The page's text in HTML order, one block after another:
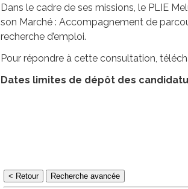
Dans le cadre de ses missions, le PLIE
son Marché : Accompagnement de
recherche d’emploi.
Pour répondre à cette consultation,
Dates limites de dépôt des